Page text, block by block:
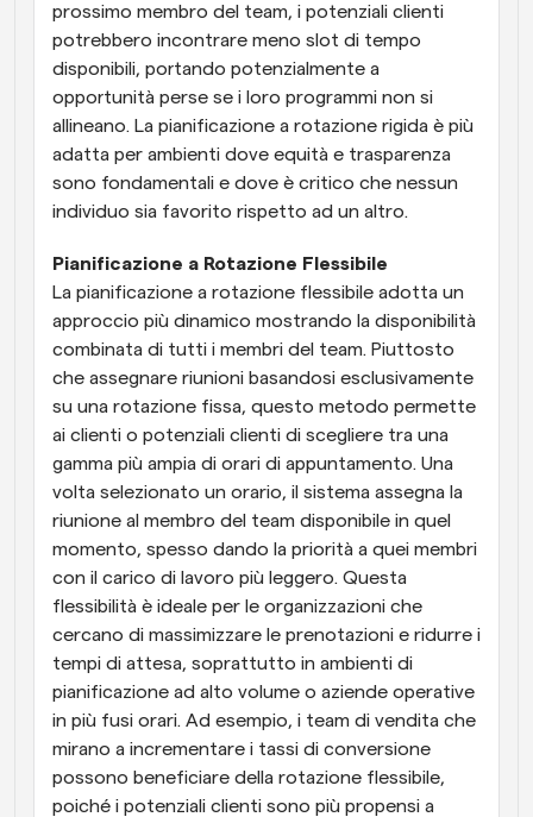
prossimo membro del team, i potenziali clienti
potrebbero incontrare meno slot di tempo
disponibili, portando potenzialmente a
opportunità perse se i loro programmi non si
allineano. La pianificazione a rotazione rigida è più
adatta per ambienti dove equità e trasparenza
sono fondamentali e dove è critico che nessun
individuo sia favorito rispetto ad un altro.
Pianificazione a Rotazione Flessibile
La pianificazione a rotazione flessibile adotta un
approccio più dinamico mostrando la disponibilità
combinata di tutti i membri del team. Piuttosto
che assegnare riunioni basandosi esclusivamente
su una rotazione fissa, questo metodo permette
ai clienti o potenziali clienti di scegliere tra una
gamma più ampia di orari di appuntamento. Una
volta selezionato un orario, il sistema assegna la
riunione al membro del team disponibile in quel
momento, spesso dando la priorità a quei membri
con il carico di lavoro più leggero. Questa
flessibilità è ideale per le organizzazioni che
cercano di massimizzare le prenotazioni e ridurre i
tempi di attesa, soprattutto in ambienti di
pianificazione ad alto volume o aziende operative
in più fusi orari. Ad esempio, i team di vendita che
mirano a incrementare i tassi di conversione
possono beneficiare della rotazione flessibile,
poiché i potenziali clienti sono più propensi a